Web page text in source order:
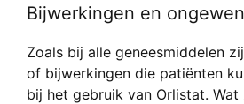
Bijwerkingen en
Zoals bij alle geneesmiddelen
of bijwerkingen die patiënten
bij het gebruik van Orlistat. Wat